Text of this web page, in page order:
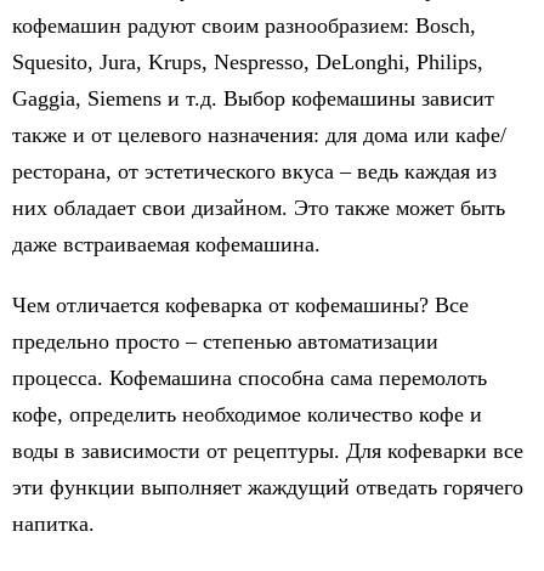
кофемашин радуют своим разнообразием: Bosch,
Squesito, Jura, Krups, Nespresso, DeLonghi, Philips,
Gaggia, Siemens и т.д. Выбор кофемашины зависит
также и от целевого назначения: для дома или кафе/
ресторана, от эстетического вкуса – ведь каждая из
них обладает свои дизайном. Это также может быть
даже встраиваемая кофемашина.
Чем отличается кофеварка от кофемашины? Все
предельно просто – степенью автоматизации
процесса. Кофемашина способна сама перемолоть
кофе, определить необходимое количество кофе и
воды в зависимости от рецептуры. Для кофеварки все
эти функции выполняет жаждущий отведать горячего
напитка.